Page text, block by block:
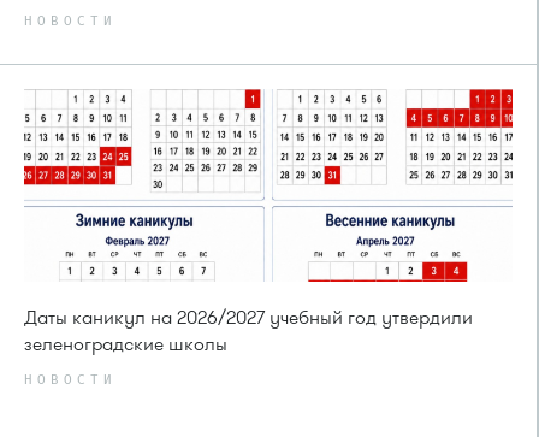
НОВОСТИ
Даты каникул на 2026/2027 учебный год утвердили
зеленоградские школы
НОВОСТИ